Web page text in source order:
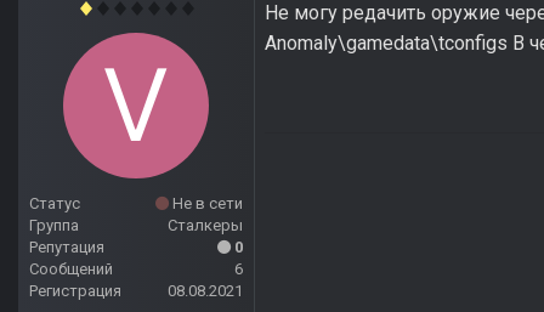
Статус
Не в сети
Группа
Сталкеры
Репутация
0
Сообщений
6
Регистрация
08.08.2021
Не могу редачить оружие
Anomaly\gamedata\tconfigs В